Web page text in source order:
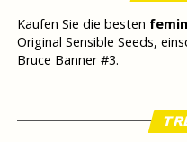
Kaufen Sie die besten
Original Sensible Seeds,
Bruce Banner #3.